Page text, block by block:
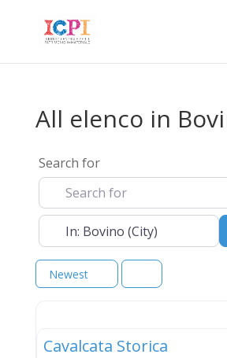
All elenco in
Search for
Near
Newest
Cavalcata Storica